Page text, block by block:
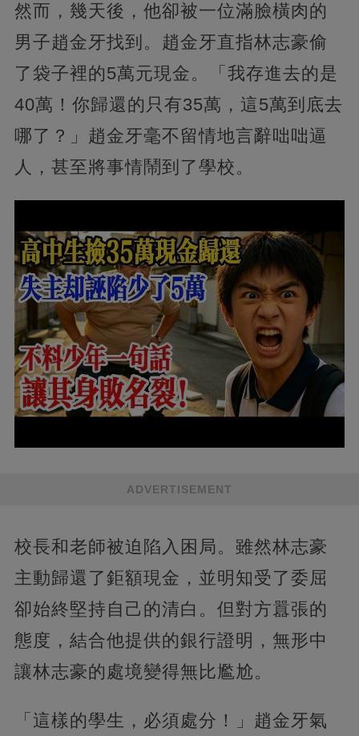
然而，幾天後，他卻被一位滿臉橫肉的
男子趙金牙找到。趙金牙直指林志豪偷
了袋子裡的5萬元現金。「我存進去的是
40萬！你歸還的只有35萬，這5萬到底去
哪了？」趙金牙毫不留情地言辭咄咄逼
人，甚至將事情鬧到了學校。
ADVERTISEMENT
校長和老師被迫陷入困局。雖然林志豪
主動歸還了鉅額現金，並明知受了委屈
卻始終堅持自己的清白。但對方囂張的
態度，結合他提供的銀行證明，無形中
讓林志豪的處境變得無比尷尬。
「這樣的學生，必須處分！」趙金牙氣